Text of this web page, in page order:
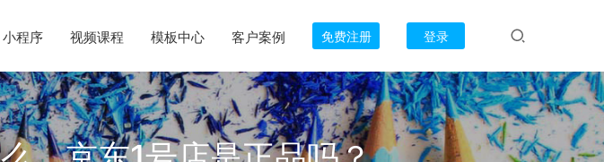
小程序 视频课程 模板中心 客户案例 免费注册 登录